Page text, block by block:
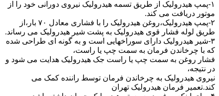
۱-پمپ هیدرولیک از طریق تسمه هیدرولیک نیروی دورانی خود را از
موتور دریافت می کند.
۲-پمپ هیدرولیک،روغن هیدرولیک را با فشاری معادل ۷۰ بار،از
طریق لوله فشار قوی هیدرولیک به پشت شیر هیدرولیک می رساند.
۳-شیر هیدرولیک دارای سوراخهایی است و به گونه ای طراحی شده
که با چرخاندن فرمان به سمت چپ یا راست،
فشار روغن به سمت چپ یا راست جک هیدرولیک هدایت می شود و
در نتیجه،
نیروی هیدرولیک به چرخاندن فرمان توسط راننده کمک می
کند.تعمیر فرمان هیدرولیک تهران